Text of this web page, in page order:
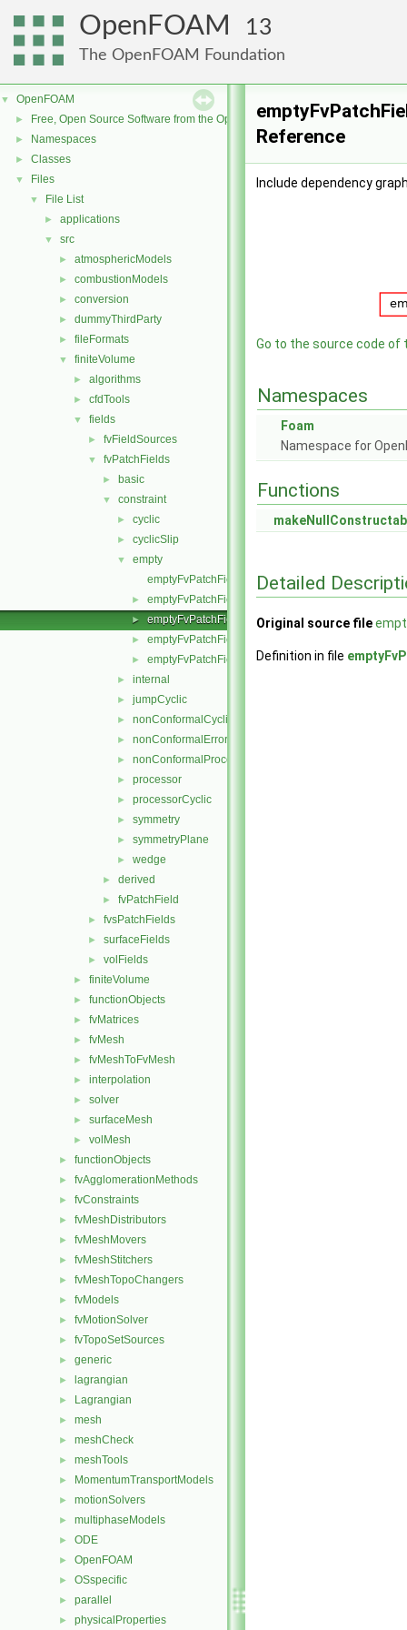
OpenFOAM 13
The OpenFOAM Foundation
▼ OpenFOAM
► Free, Open Source Software from the OpenFOAM Foundation
► Namespaces
► Classes
▼ Files
▼ File List
► applications
▼ src
► atmosphericModels
► combustionModels
► conversion
► dummyThirdParty
► fileFormats
▼ finiteVolume
► algorithms
► cfdTools
▼ fields
► fvFieldSources
▼ fvPatchFields
► basic
▼ constraint
► cyclic
► cyclicSlip
▼
empty
emptyFvPatchField.C
► emptyFvPatchField.H
► emptyFvPatchFields.C
► emptyFvPatchFields.H
► emptyFvPatchFieldsFwd.H
► internal
► jumpCyclic
► nonConformalCyclic
► nonConformalError
► nonConformalProcessorCyclic
► processor
► processorCyclic
► symmetry
► symmetryPlane
► wedge
► derived
► fvPatchField
► fvsPatchFields
► surfaceFields
► volFields
► finiteVolume
► functionObjects
► fvMatrices
► fvMesh
► fvMeshToFvMesh
► interpolation
► solver
► surfaceMesh
► volMesh
► functionObjects
► fvAgglomerationMethods
► fvConstraints
► fvMeshDistributors
► fvMeshMovers
► fvMeshStitchers
► fvMeshTopoChangers
► fvModels
► fvMotionSolver
► fvTopoSetSources
► generic
► lagrangian
► Lagrangian
► mesh
► meshCheck
► meshTools
► MomentumTransportModels
► motionSolvers
► multiphaseModels
► ODE
► OpenFOAM
► OSspecific
► parallel
► physicalProperties
Reference
Include dependency
Go to the source code of
Namespaces
Foam
Namespace for
Functions
Detailed
Original source file
Definition in file